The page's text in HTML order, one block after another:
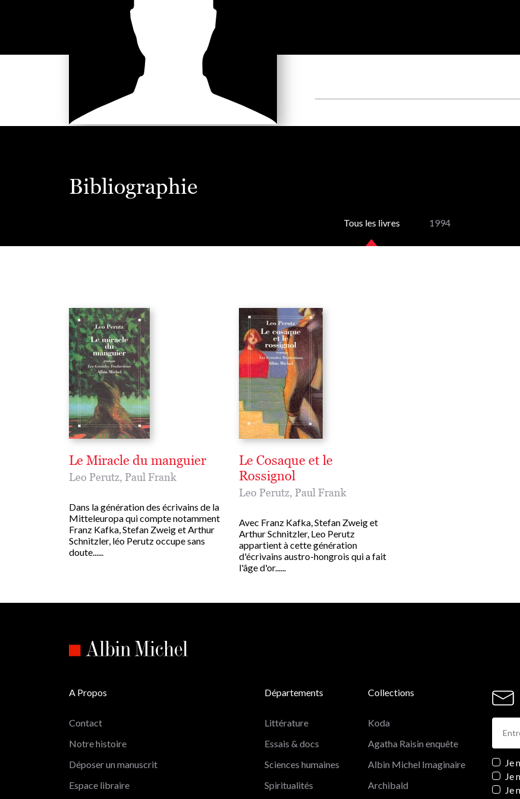
Bibliographie
Tous les livres 1994
Le Miracle du manguier
Leo Perutz, Paul Frank
Dans la génération des écrivains de la
Mitteleuropa qui compte notamment
Franz Kafka, Stefan Zweig et Arthur
Schnitzler, léo Perutz occupe sans
doute......
Le Cosaque et le
Rossignol
Leo Perutz, Paul Frank
Avec Franz Kafka, Stefan Zweig et
Arthur Schnitzler, Leo Perutz
appartient à cette génération
d'écrivains austro-hongrois qui a fait
l'âge d'or......
Je
Je
Je
A Propos
Contact
Notre histoire
Déposer un manuscrit
Espace libraire
Départements
Littérature
Essais & docs
Sciences humaines
Spiritualités
Collections
Koda
Agatha Raisin enquête
Albin Michel Imaginaire
Archibald